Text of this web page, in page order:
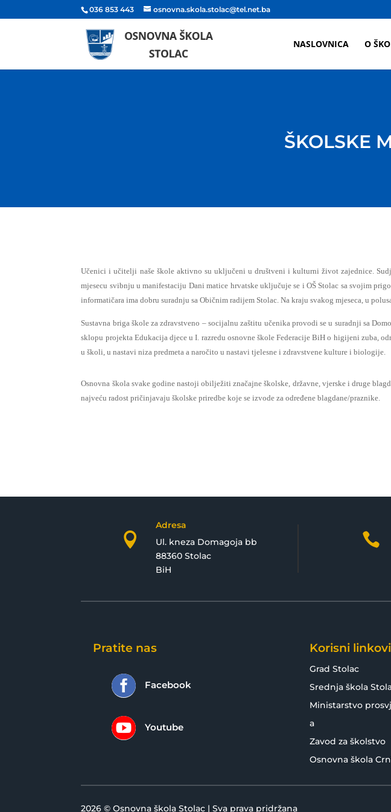
036 853 443 osnovna.skola.stolac@tel.net.ba
NASLOVNICA O
ŠKOLSKE
Učenici i učitelji naše škole aktivno su uključeni u društveni i kulturni život zajednice.
mjesecu svibnju u manifestaciju Dani matice hrvatske uključuje se i OŠ Stolac sa svojim
informatičara ima dobru suradnju sa Običnim radijem Stolac. Na kraju svakog mjeseca, u
Sustavna briga škole za zdravstveno – socijalnu zaštitu učenika provodi se u suradnji sa
sklopu projekta Edukacija djece u I. razredu osnovne škole Federacije BiH o higijeni zuba,
u školi, u nastavi niza predmeta a naročito u nastavi tjelesne i zdravstvene kulture i biologije.
Osnovna škola svake godine nastoji obilježiti značajne školske, državne, vjerske i druge
najveću radost pričinjavaju školske priredbe koje se izvode za određene blagdane/praznike.

Adresa
Ul. kneza Domagoja bb
88360 Stolac
BiH

Pratite nas
 Facebook
 Youtube
Korisni linkovi
Grad Stolac
Srednja škola
Ministarstvo
a
Zavod za školstvo
Osnovna škola
2026 © Osnovna škola Stolac | Sva prava pridržana